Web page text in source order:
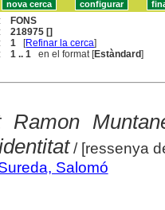
FONS
218975 []
1 [Refinar la cerca]
1 .. 1 en el format [Estàndard]
Ramon
/ [ressenya
Salomó